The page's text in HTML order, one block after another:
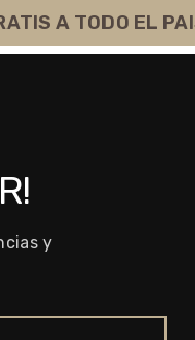
y
A TODO EL
COMO